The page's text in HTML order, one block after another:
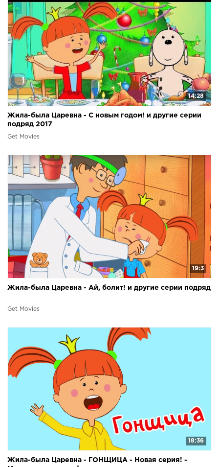
14:28
Жила-была Царевна - С новым годом! и другие серии
подряд 2017
Get Movies
19:3
Жила-была Царевна - Ай, болит! и другие серии подряд
Get Movies
18:36
Жила-была Царевна - ГОНЩИЦА - Новая серия! -